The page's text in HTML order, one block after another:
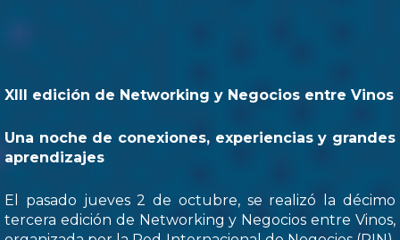
XIII edición de Networking y Negocios entre Vinos
Una noche de conexiones, experiencias y grandes
aprendizajes
El pasado jueves 2 de octubre, se realizó la décimo
tercera edición de Networking y Negocios entre Vinos,